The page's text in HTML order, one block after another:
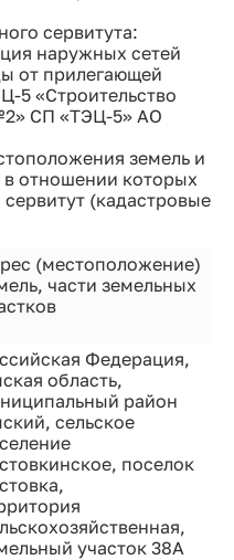
сервитута:
наружных сетей
от прилегающей
5 «Строительство
СП «ТЭЦ-5» АО
земель и
в отношении которых
(кадастровые
(местоположение)
части земельных
Федерация,
область,
район
сельское
поселок
участок 38А